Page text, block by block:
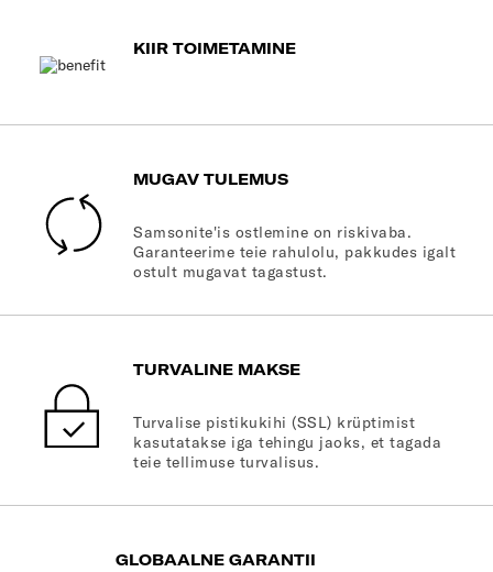
KIIR TOIMETAMINE
MUGAV TULEMUS
Samsonite'is ostlemine on riskivaba.
Garanteerime teie rahulolu, pakkudes igalt
ostult mugavat tagastust.
TURVALINE MAKSE
Turvalise pistikukihi (SSL) krüptimist
kasutatakse iga tehingu jaoks, et tagada
teie tellimuse turvalisus.
GLOBAALNE GARANTII